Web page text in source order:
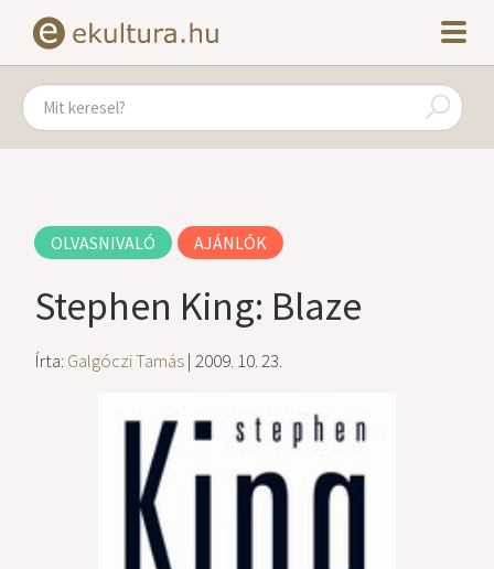
OLVASNIVALÓ AJÁNLÓK
Stephen King: Blaze
Írta: Galgóczi Tamás| 2009. 10. 23.